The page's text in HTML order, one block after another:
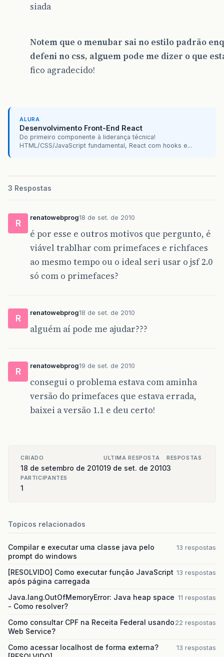
< p:submenu label = "Cliente"
p:menuitem
<p:menuitem value=
p:spinner
siada
Notem que o menubar sai no estilo padrão
defeni no css, alguem pode me dizer o que
fico agradecido!
ALURA
Desenvolvimento Front-End React
Do primeiro componente à liderança técnica!
HTML/CSS/JavaScript fundamental, React com hooks e...
3 Respostas
R
renatowebprog18 de set. de 2010
é por esse e outros motivos que pergunto, é
viável trablhar com primefaces e richfaces
ao mesmo tempo ou o ideal seri usar o jsf 2.0
só com o primefaces?
R
renatowebprog18 de set. de 2010
alguém aí pode me ajudar???
R
renatowebprog19 de set. de 2010
consegui o problema estava com aminha
versão do primefaces que estava errada,
baixei a versão 1.1 e deu certo!
CRIADO
18 de setembro de 2010
ULTIMA RESPOSTA
19 de set. de 2010
RESPOSTAS
3
PARTICIPANTES
1
Topicos relacionados
Compilar e executar uma classe java pelo
prompt do windows
13 respostas
[RESOLVIDO] Como executar função JavaScript
após página carregada
13 respostas
Java.lang.OutOfMemoryError: Java heap space
- Como resolver?
11 respostas
Como consultar CPF na Receita Federal usando
Web Service?
22 respostas
Como acessar localhost de forma externa?
13 respostas